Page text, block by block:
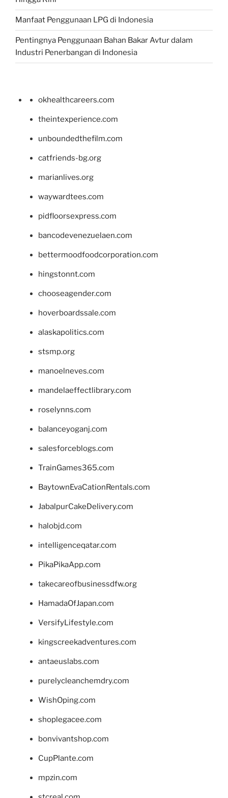
Manfaat Penggunaan LPG di Indonesia
Pentingnya Penggunaan Bahan Bakar Avtur dalam
Industri Penerbangan di Indonesia
okhealthcareers.com
theintexperience.com
unboundedthefilm.com
catfriends-bg.org
marianlives.org
waywardtees.com
pidfloorsexpress.com
bancodevenezuelaen.com
bettermoodfoodcorporation.com
hingstonnt.com
chooseagender.com
hoverboardssale.com
alaskapolitics.com
stsmp.org
manoelneves.com
mandelaeffectlibrary.com
roselynns.com
balanceyoganj.com
salesforceblogs.com
TrainGames365.com
BaytownEvaCationRentals.com
JabalpurCakeDelivery.com
halobjd.com
intelligenceqatar.com
PikaPikaApp.com
takecareofbusinessdfw.org
HamadaOfJapan.com
VersifyLifestyle.com
kingscreekadventures.com
antaeuslabs.com
purelycleanchemdry.com
WishOping.com
shoplegacee.com
bonvivantshop.com
CupPlante.com
mpzin.com